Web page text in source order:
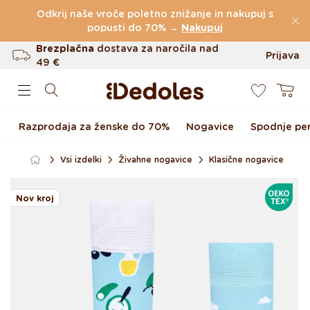
Preskoči na vsebino
Odkrij naše vroče poletno znižanje in nakupuj s
popusti do 70% → Nakupuj
(60.231 Ocen)
Brezplačna dostava za naročila nad
49 €
Do 100 dni za vračilo
Prijava
Košarica
Razprodaja za ženske do 70% Nogavice Spodnje
Vsi izdelki Živahne nogavice Klasične nogavice
Nov kroj
izdelku